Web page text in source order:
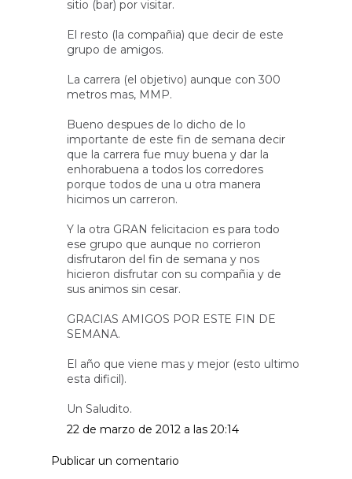
sitio (bar) por visitar.
El resto (la compañia) que decir de este
grupo de amigos.
La carrera (el objetivo) aunque con 300
metros mas, MMP.
Bueno despues de lo dicho de lo
importante de este fin de semana decir
que la carrera fue muy buena y dar la
enhorabuena a todos los corredores
porque todos de una u otra manera
hicimos un carreron.
Y la otra GRAN felicitacion es para todo
ese grupo que aunque no corrieron
disfrutaron del fin de semana y nos
hicieron disfrutar con su compañia y de
sus animos sin cesar.
GRACIAS AMIGOS POR ESTE FIN DE
SEMANA.
El año que viene mas y mejor (esto ultimo
esta dificil).
Un Saludito.
22 de marzo de 2012 a las 20:14
Publicar un comentario